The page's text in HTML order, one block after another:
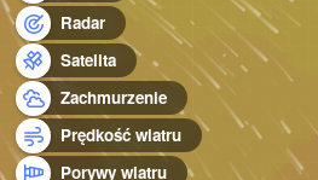
Radar
Satelita
Zachmurzenie
Prędkość wiatru
Porywy wiatru